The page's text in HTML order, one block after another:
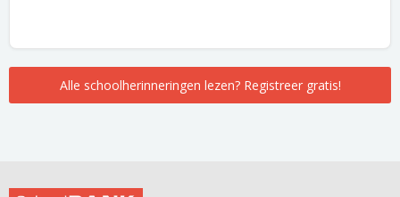
Alle schoolherinneringen lezen? Registreer gratis!